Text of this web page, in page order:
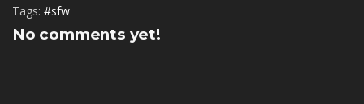
Tags: #sfw
No comments yet!